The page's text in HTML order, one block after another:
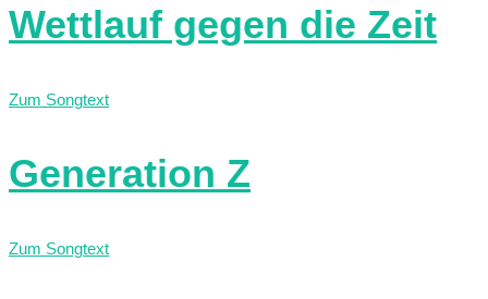
Wettlauf gegen die Zeit
Zum Songtext
Generation Z
Zum Songtext